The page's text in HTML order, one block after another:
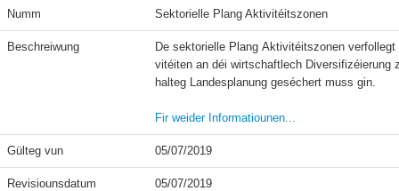
Numm Sektorielle Plang Aktivitéitszonen
Beschreiwung
De sektorielle Plang Aktivitéitszonen
vitéiten an déi wirtschaftlech Diversifizéierung
halteg Landesplanung geséchert muss gin.
Fir weider Informatiounen...
Gülteg vun 05/07/2019
Revisiounsdatum 05/07/2019